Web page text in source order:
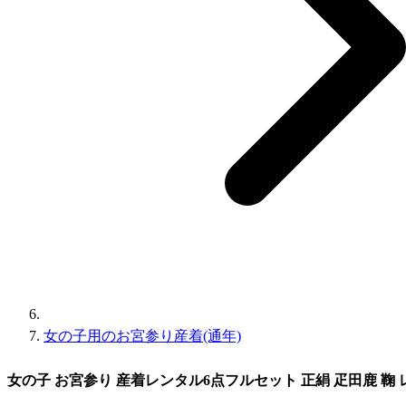
女の子用のお宮参り産着(通年)
女の子 お宮参り 産着レンタル6点フルセット 正絹 疋田鹿 鞠